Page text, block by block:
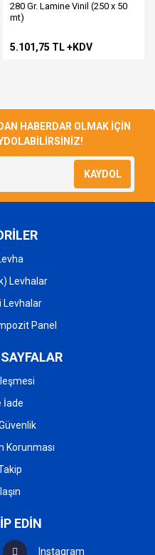
280 Gr. Lamine Vinil (250 x 50
mt)
5.101,75 TL +KDV
HABERDAR OLMAK İÇİN
KAYDOL
Levhalar
Levhalar
Panel
İade
Korunması
EDİN
Instagram